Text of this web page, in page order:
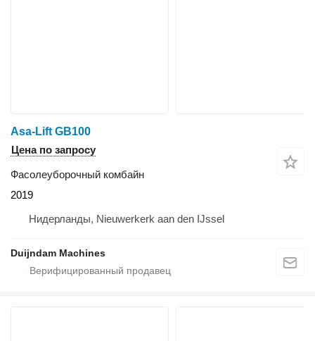
Asa-Lift GB100
Цена по запросу
Фасолеуборочный комбайн
2019
Нидерланды, Nieuwerkerk aan den IJssel
Duijndam Machines